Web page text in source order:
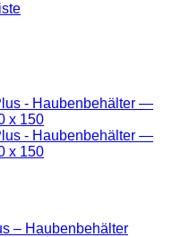
– Haubenbehälter